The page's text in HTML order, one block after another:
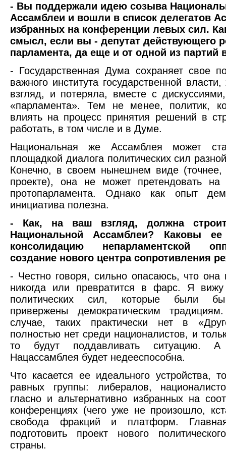
- Вы поддержали идею созыва
Ассамблеи и вошли в список делегатов
избранных на конференции левых сил.
смысл, если вы - депутат действующего
парламента, да еще и от одной из партий
- Государственная Дума сохраняет свое
важного института государственной
взгляд, и потеряла, вместе с
«парламента». Тем не менее, политик,
влиять на процесс принятия решений в
работать, в том числе и в Думе.
Национальная же Ассамблея может
площадкой диалога политических сил
Конечно, в своем нынешнем виде
проекте), она не может претендовать на
протопарламента. Однако как опыт
инициатива полезна.
- Как, на ваш взгляд, должна
Национальной Ассамблеи? Каковы
консолидацию непарламентской
создание нового центра сопротивления
- Честно говоря, сильно опасаюсь, что она
никогда или превратится в фарс. Я
политических сил, которые были бы
привержены демократическим
случае, таких практически нет в
полностью нет среди националистов, и
то будут поддавливать ситуацию.
Нацассамблея будет недееспособна.
Что касается ее идеального устройства,
равных группы: либералов,
гласно и альтернативно избранных на
конференциях (чего уже не произошло,
свобода фракций и платформ.
подготовить проект нового
страны.